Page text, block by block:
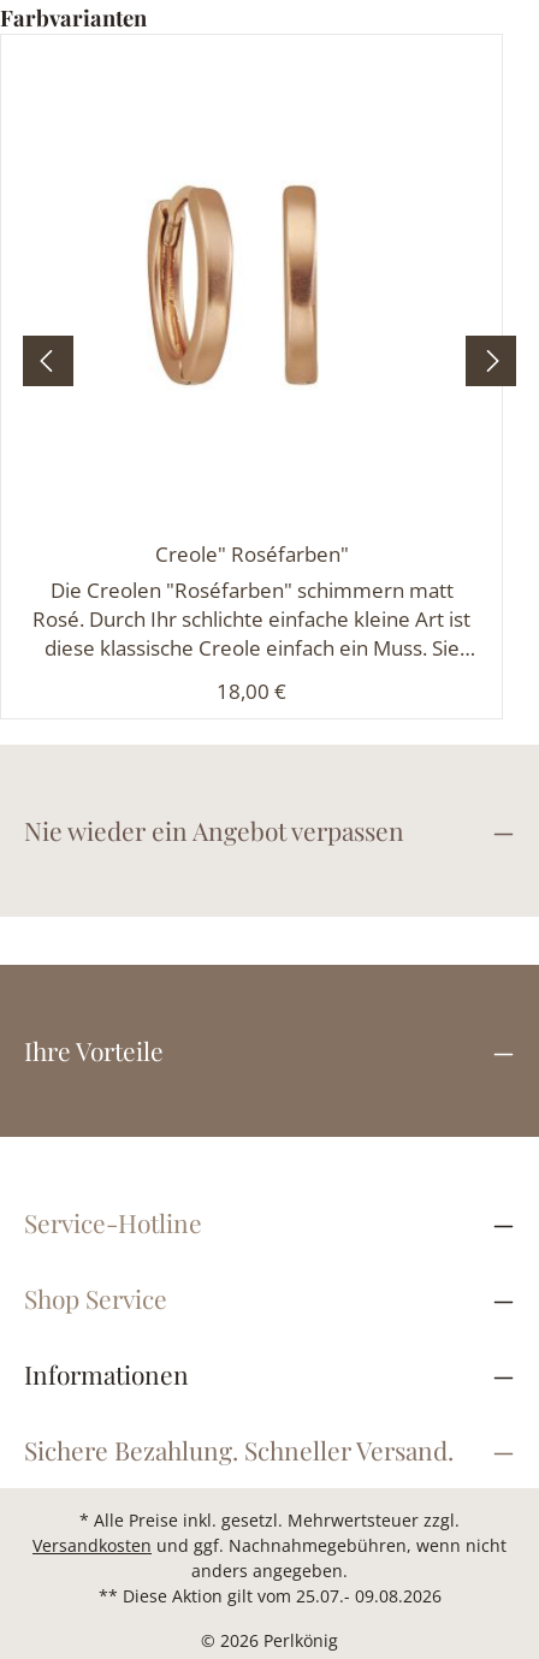
verleihen. Ein besonderes Highlight ist die frei
Produktgalerie überspringen
Farbvarianten
Creole" Roséfarben"
Die Creolen "Roséfarben" schimmern matt
Rosé. Durch Ihr schlichte einfache kleine Art ist
diese klassische Creole einfach ein Muss. Sie
kombinieren. Durchmesser der Creole ca. 1,5
Regulärer Preis:
18,00 €
Nie wieder ein Angebot verpassen
Ihre Vorteile
Service-Hotline
Shop Service
Informationen
Sichere Bezahlung. Schneller Versand.
© 2026 Perlkönig
* Alle Preise inkl. gesetzl. Mehrwertsteuer zzgl.
Versandkosten und ggf. Nachnahmegebühren, wenn nicht
anders angegeben.
** Diese Aktion gilt vom 25.07.- 09.08.2026